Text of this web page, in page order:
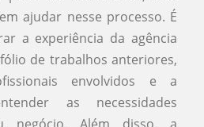
ajudar nesse processo. É
a experiência da agência
de trabalhos anteriores,
envolvidos e a
as necessidades